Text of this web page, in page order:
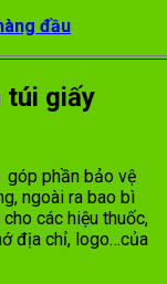
đầu
túi giấy
phần bảo vệ
ngoài ra bao bì
các hiệu thuốc,
địa chỉ, logo…của